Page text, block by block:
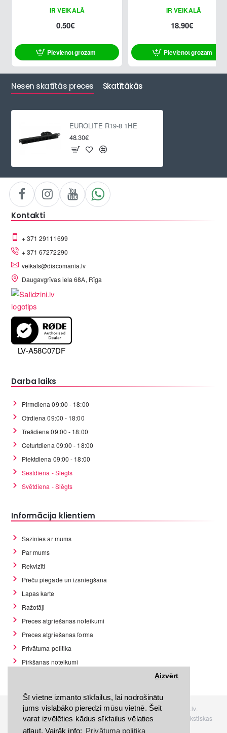
Šī vietne izmanto sīkfailus, lai nodrošinātu
jums vislabāko pieredzi mūsu vietnē. Šeit
varat izvēlēties kādus sīkfailus vēlaties
atļaut. Vairāk info: Privātuma politika
Aizvērt
IR VEIKALĀ
0.50€
Pievienot grozam
IR VEIKALĀ
18.90€
Pievienot grozam
Nesen skatītās preces Skatītākās
EUROLITE R19-8 1HE
48.30€
Kontakti
+ 371 29111699
+ 371 67272290
veikals@discomania.lv
Daugavgrīvas iela 68A, Rīga
LV-A58C07DF
Darba laiks
Pirmdiena 09:00 - 18:00
Otrdiena 09:00 - 18:00
Trešdiena 09:00 - 18:00
Ceturtdiena 09:00 - 18:00
Piektdiena 09:00 - 18:00
Sestdiena - Slēgts
Svētdiena - Slēgts
Informācija klientiem
Sazinies ar mums
Par mums
Rekvizīti
Preču piegāde un izsniegšana
Lapas karte
Ražotāji
Preces atgriešanas noteikumi
Preces atgriešanas forma
Privātuma politika
Pirkšanas noteikumi
Visas tiesības rezervētas. Interneta veikals www.Discomania.lv.
Jebkuras Discomania.lv informācijas pārpublicēšana, bez rakstiskas
atļaujas, stingri aizliegta.